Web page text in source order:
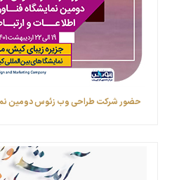
حضور شرکت طراحی وب زئوس ‎دومین نمای ...